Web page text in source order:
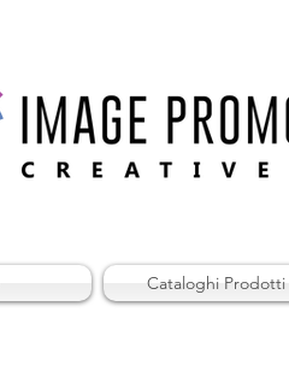
Cataloghi Prodotti